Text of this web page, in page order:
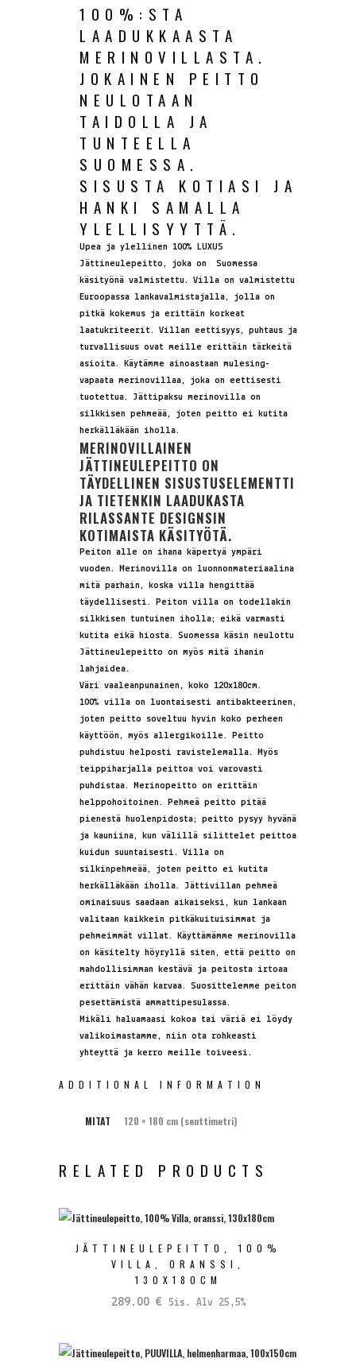
100%:STA
LAADUKKAASTA
MERINOVILLASTA.
JOKAINEN PEITTO
NEULOTAAN
TAIDOLLA JA
TUNTEELLA
SUOMESSA.
SISUSTA KOTIASI JA
HANKI SAMALLA
YLELLISYYTTÄ.
Upea ja ylellinen 100% LUXUS
Jättineulepeitto, joka on Suomessa
käsityönä valmistettu. Villa on valmistettu
Euroopassa lankavalmistajalla, jolla on
pitkä kokemus ja erittäin korkeat
laatukriteerit. Villan eettisyys, puhtaus ja
turvallisuus ovat meille erittäin tärkeitä
asioita. Käytämme ainoastaan mulesing-
vapaata merinovillaa, joka on eettisesti
tuotettua. Jättipaksu merinovilla on
silkkisen pehmeää, joten peitto ei kutita
herkälläkään iholla.
MERINOVILLAINEN
JÄTTINEULEPEITTO ON
TÄYDELLINEN SISUSTUSELEMENTTI
JA TIETENKIN LAADUKASTA
RILASSANTE DESIGNSIN
KOTIMAISTA KÄSITYÖTÄ.
Peiton alle on ihana käpertyä ympäri
vuoden. Merinovilla on luonnonmateriaalina
mitä parhain, koska villa hengittää
täydellisesti. Peiton villa on todellakin
silkkisen tuntuinen iholla; eikä varmasti
kutita eikä hiosta. Suomessa käsin neulottu
Jättineulepeitto on myös mitä ihanin
lahjaidea.
Väri vaaleanpunainen, koko 120x180cm.
100% villa on luontaisesti antibakteerinen,
joten peitto soveltuu hyvin koko perheen
käyttöön, myös allergikoille. Peitto
puhdistuu helposti ravistelemalla. Myös
teippiharjalla peittoa voi varovasti
puhdistaa. Merinopeitto on erittäin
helppohoitoinen. Pehmeä peitto pitää
pienestä huolenpidosta; peitto pysyy hyvänä
ja kauniina, kun välillä silittelet peittoa
kuidun suuntaisesti. Villa on
silkinpehmeää, joten peitto ei kutita
herkälläkään iholla. Jättivillan pehmeä
ominaisuus saadaan aikaiseksi, kun lankaan
valitaan kaikkein pitkäkuituisimmat ja
pehmeimmät villat. Käyttämämme merinovilla
on käsitelty höyryllä siten, että peitto on
mahdollisimman kestävä ja peitosta irtoaa
erittäin vähän karvaa. Suosittelemme peiton
pesettämistä ammattipesulassa.
Mikäli haluamaasi kokoa tai väriä ei löydy
valikoimastamme, niin ota rohkeasti
yhteyttä ja kerro meille toiveesi.
ADDITIONAL INFORMATION
MITAT 120 × 180 cm (senttimetri)
RELATED PRODUCTS
JÄTTINEULEPEITTO, 100%
VILLA, ORANSSI,
130X180CM
289.00 € Sis. Alv 25,5%